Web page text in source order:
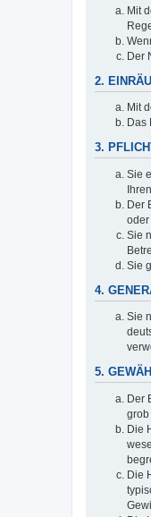
Mit
Der
2.
Mit
Das
3.
Sie
Der
oder
Sie
Sie
4.
Sie
5.
Der
grob
Die
Die